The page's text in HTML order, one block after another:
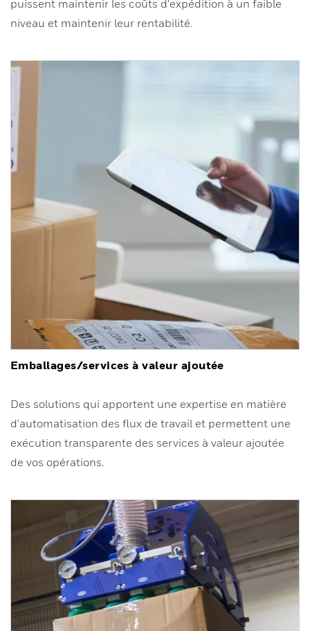
puissent maintenir les coûts d'expédition à un faible
niveau et maintenir leur rentabilité.
Emballages/services à valeur ajoutée
Des solutions qui apportent une expertise en matière
d'automatisation des flux de travail et permettent une
exécution transparente des services à valeur ajoutée
de vos opérations.